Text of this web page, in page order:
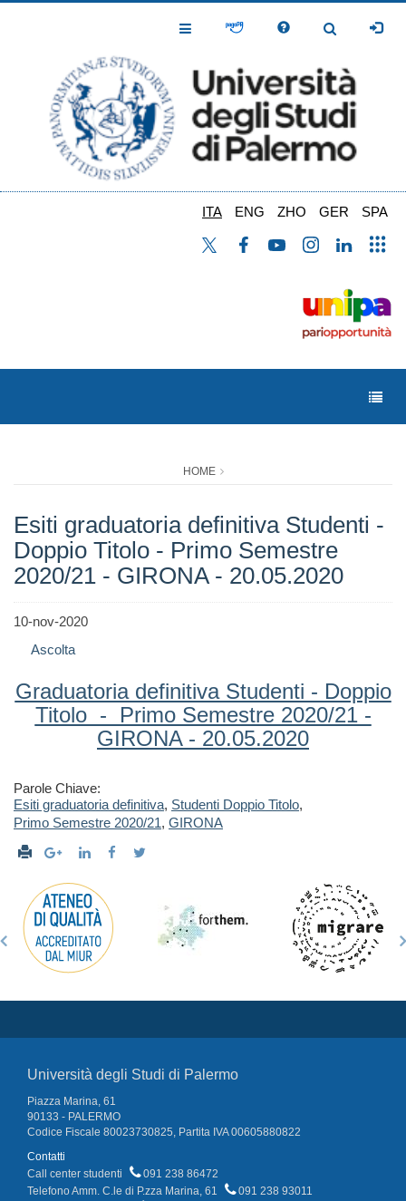
Toggle
Toggle
ITA ENG ZHO GER SPA
HOME
Esiti graduatoria definitiva Studenti -
Doppio Titolo - Primo Semestre
2020/21 - GIRONA - 20.05.2020
10-nov-2020
Ascolta
Graduatoria definitiva Studenti - Doppio
Titolo - Primo Semestre 2020/21 -
GIRONA - 20.05.2020
Parole Chiave:
Esiti graduatoria definitiva, Studenti Doppio Titolo,
Primo Semestre 2020/21, GIRONA
Università degli Studi di Palermo
Piazza Marina, 61
90133 - PALERMO
Codice Fiscale 80023730825, Partita IVA 00605880822
Contatti
Call center studenti
091 238 86472
Telefono Amm. C.le di P.zza Marina, 61
091 238 93011